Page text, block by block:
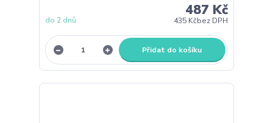
487 Kč
435 Kčbez DPH
do 2 dnů
Přidat do košíku